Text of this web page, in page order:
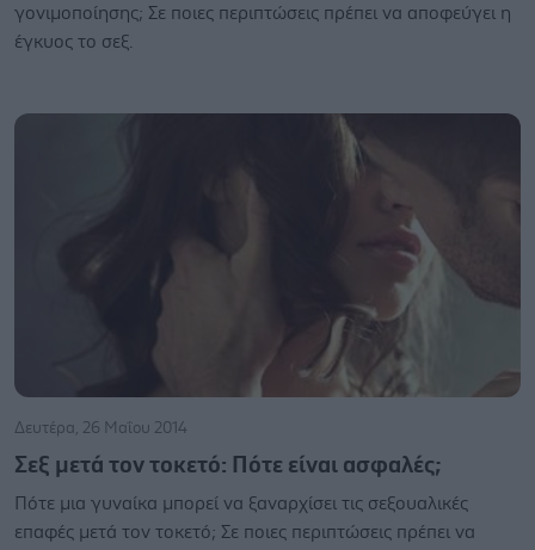
γονιμοποίησης; Σε ποιες περιπτώσεις πρέπει να αποφεύγει η
έγκυος το σεξ.
Δευτέρα, 26 Μαΐου 2014
Σεξ μετά τον τοκετό: Πότε είναι ασφαλές;
Πότε μια γυναίκα μπορεί να ξαναρχίσει τις σεξουαλικές
επαφές μετά τον τοκετό; Σε ποιες περιπτώσεις πρέπει να